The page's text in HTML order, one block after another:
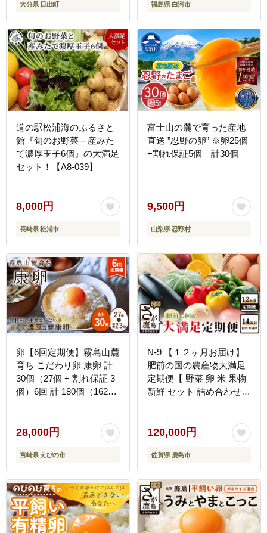
大分県 日出町 福島県 白河市
道の駅松浦海のふるさと
館『旬のお野菜＋産みた
て濃厚玉子6個』の大満足
セット！【A8-039】
8,000円
長崎県 松浦市
富士山の麓で育った産地
直送 ”忍野の卵” ※卵25個
+割れ保証5個 計30個
9,500円
山梨県 忍野村
卵【6回定期便】霧島山麓
育ち こだわり卵 康卵 計
30個（27個 + 割れ保証 3
個）6回 計 180個（162個
まご焼き 生卵 鶏卵 たま
ごかけごはん 国産 九州産
宮崎県産 送料無料
28,000円
宮崎県 えびの市
N-9 【１２ヶ月お届け】
肥前の国の農産物大満足
定期便【 野菜 卵 米 果物
新鮮 セット 詰め合わせ
120,000円
佐賀県 鹿島市